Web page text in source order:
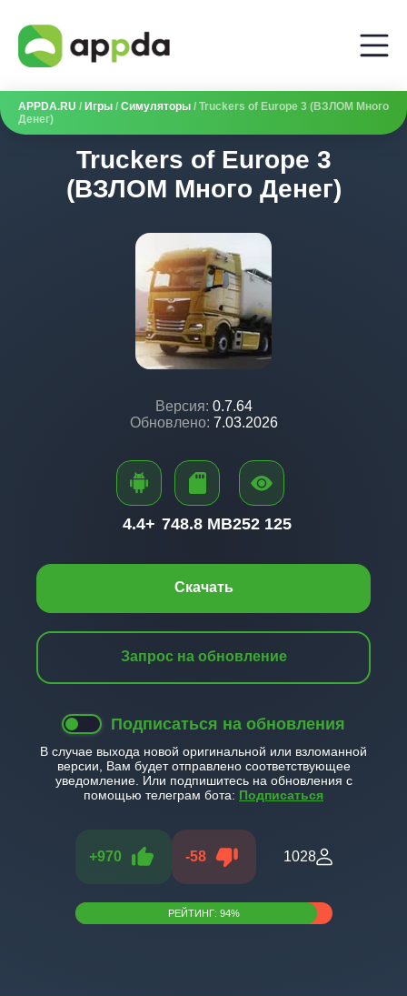
APPDA.RU / Игры / Симуляторы / Truckers of Europe 3 (ВЗЛОМ Много
Денег)
Truckers of Europe 3
(ВЗЛОМ Много Денег)
Версия: 0.7.64
Обновлено: 7.03.2026
Скачать
Запрос на обновление
Подписаться на обновления
В случае выхода новой оригинальной или взломанной
версии, Вам будет отправлено соответствующее
уведомление. Или подпишитесь на обновления с
помощью телеграм бота: Подписаться
+970 -58 1028
РЕЙТИНГ: 94%
4.4+ 748.8 MB252 125